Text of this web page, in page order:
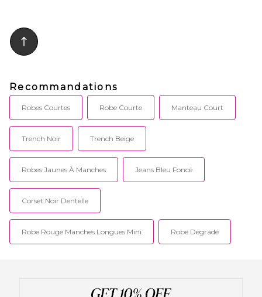
Recommandations
Robes Courtes Robe Courte Manteau Court
Trench Noir Trench Beige
Robes Jaunes À Manches Jeans Bleu Foncé
Corset Noir Dentelle
Robe Rouge Manches Longues Mini Robe Dégradé